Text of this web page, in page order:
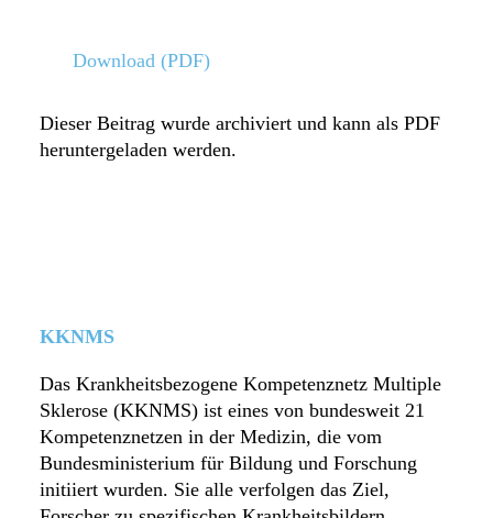
Download (PDF)
Dieser Beitrag wurde archiviert und kann als PDF
heruntergeladen werden.
KKNMS
Das Krankheitsbezogene Kompetenznetz Multiple
Sklerose (KKNMS) ist eines von bundesweit 21
Kompetenznetzen in der Medizin, die vom
Bundesministerium für Bildung und Forschung
initiiert wurden. Sie alle verfolgen das Ziel,